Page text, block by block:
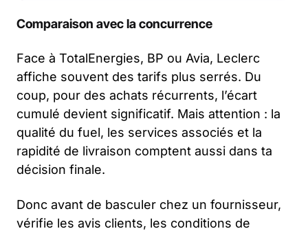
Comparaison avec la concurrence
Face à TotalEnergies, BP ou Avia, Leclerc
affiche souvent des tarifs plus serrés. Du
coup, pour des achats récurrents, l’écart
cumulé devient significatif. Mais attention : la
qualité du fuel, les services associés et la
rapidité de livraison comptent aussi dans ta
décision finale.
Donc avant de basculer chez un fournisseur,
vérifie les avis clients, les conditions de